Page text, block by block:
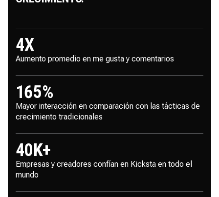
4X
Aumento promedio en me gusta y comentarios
165%
Mayor interacción en comparación con las tácticas de
crecimiento tradicionales
40K+
Empresas y creadores confían en Kicksta en todo el
mundo